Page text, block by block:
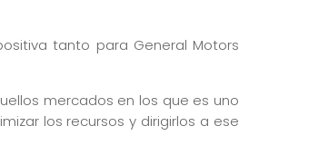
tanto para General Motors
mercados en los que es uno
los recursos y dirigirlos a ese